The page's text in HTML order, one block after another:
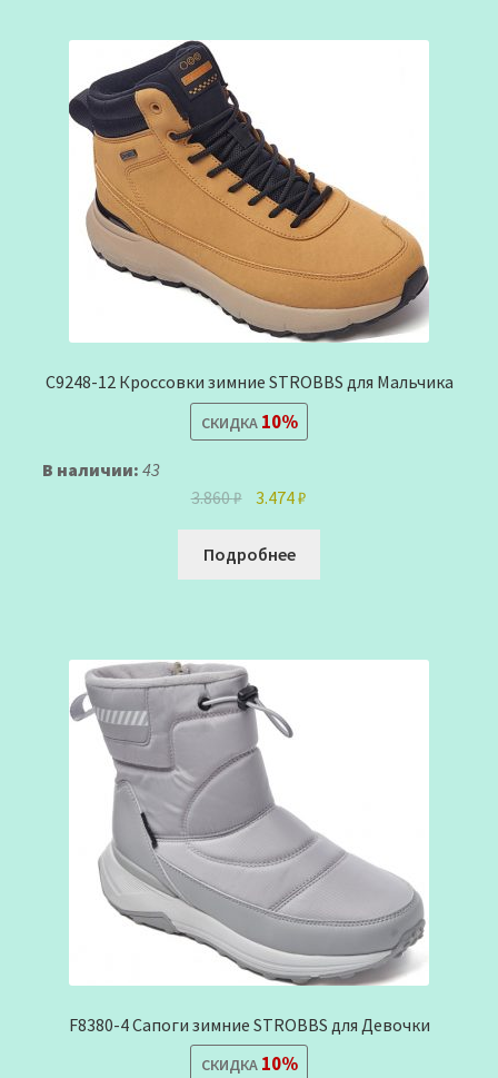
C9248-12 Кроссовки зимние STROBBS для Мальчика
СКИДКА10%
В наличии: 43
3.860₽ Первоначальная
цена
составляла
3.860 ₽.
3.474₽
цена:
Подробнее
F8380-4 Сапоги зимние STROBBS для Девочки
СКИДКА10%